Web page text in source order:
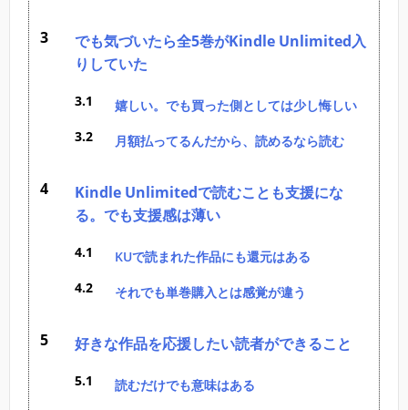
でも気づいたら全5巻がKindle Unlimited入
りしていた
嬉しい。でも買った側としては少し悔しい
月額払ってるんだから、読めるなら読む
Kindle Unlimitedで読むことも支援にな
る。でも支援感は薄い
KUで読まれた作品にも還元はある
それでも単巻購入とは感覚が違う
好きな作品を応援したい読者ができること
読むだけでも意味はある